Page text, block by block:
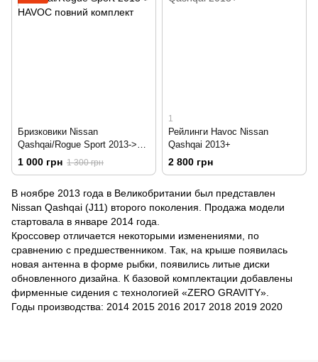
Бризковики Nissan
Qashqai/Rogue Sport 2013->
HAVOC повний комплект
1 000 грн 1 300 грн
1
Рейлинги Havoc Nissan
Qashqai 2013+
2 800 грн
В ноябре 2013 года в Великобритании был представлен
Nissan Qashqai (J11) второго поколения. Продажа модели
стартовала в январе 2014 года.
Кроссовер отличается некоторыми изменениями, по
сравнению с предшественником. Так, на крыше появилась
новая антенна в форме рыбки, появились литые диски
обновленного дизайна. К базовой комплектации добавлены
фирменные сидения с технологией «ZERO GRAVITY».
Годы производства: 2014 2015 2016 2017 2018 2019 2020